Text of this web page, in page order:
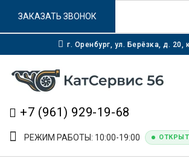
г. Оренбург, ул. Берёзка, д. 20,
+7 (961) 929-19-68
РЕЖИМ РАБОТЫ: 10:00-19:00
ЗАКАЗАТЬ ЗВОНОК